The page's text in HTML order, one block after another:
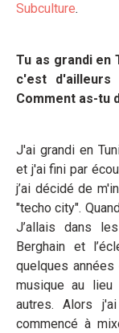
Subculture.
Tu as grandi en
c'est
Comment as-tu
J'ai grandi en
et j'ai fini par
j’ai décidé de
"techo city".
J’allais dans
Berghain et
quelques
musique au
autres. Alors
commencé à